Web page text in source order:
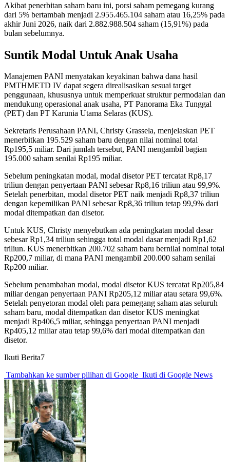
Akibat penerbitan saham baru ini, porsi saham pemegang kurang
dari 5% bertambah menjadi 2.955.465.104 saham atau 16,25% pada
akhir Juni 2026, naik dari 2.882.988.504 saham (15,91%) pada
bulan sebelumnya.
Suntik Modal Untuk Anak Usaha
Manajemen PANI menyatakan keyakinan bahwa dana hasil
PMTHMETD IV dapat segera direalisasikan sesuai target
penggunaan, khususnya untuk memperkuat struktur permodalan dan
mendukung operasional anak usaha, PT Panorama Eka Tunggal
(PET) dan PT Karunia Utama Selaras (KUS).
Sekretaris Perusahaan PANI, Christy Grassela, menjelaskan PET
menerbitkan 195.529 saham baru dengan nilai nominal total
Rp195,5 miliar. Dari jumlah tersebut, PANI mengambil bagian
195.000 saham senilai Rp195 miliar.
Sebelum peningkatan modal, modal disetor PET tercatat Rp8,17
triliun dengan penyertaan PANI sebesar Rp8,16 triliun atau 99,9%.
Setelah penerbitan, modal disetor PET naik menjadi Rp8,37 triliun
dengan kepemilikan PANI sebesar Rp8,36 triliun tetap 99,9% dari
modal ditempatkan dan disetor.
Untuk KUS, Christy menyebutkan ada peningkatan modal dasar
sebesar Rp1,34 triliun sehingga total modal dasar menjadi Rp1,62
triliun. KUS menerbitkan 200.702 saham baru bernilai nominal total
Rp200,7 miliar, di mana PANI mengambil 200.000 saham senilai
Rp200 miliar.
Sebelum penambahan modal, modal disetor KUS tercatat Rp205,84
miliar dengan penyertaan PANI Rp205,12 miliar atau setara 99,6%.
Setelah penyetoran modal oleh para pemegang saham atas seluruh
saham baru, modal ditempatkan dan disetor KUS meningkat
menjadi Rp406,5 miliar, sehingga penyertaan PANI menjadi
Rp405,12 miliar atau tetap 99,6% dari modal ditempatkan dan
disetor.
Ikuti Berita7
Tambahkan ke sumber pilihan di Google Ikuti di Google News